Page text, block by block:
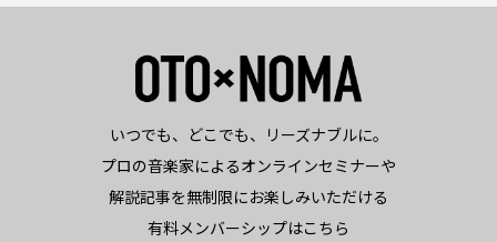
いつでも、どこでも、リーズナブルに。
プロの音楽家によるオンラインセミナーや
解説記事を無制限にお楽しみいただける
有料メンバーシップはこちら